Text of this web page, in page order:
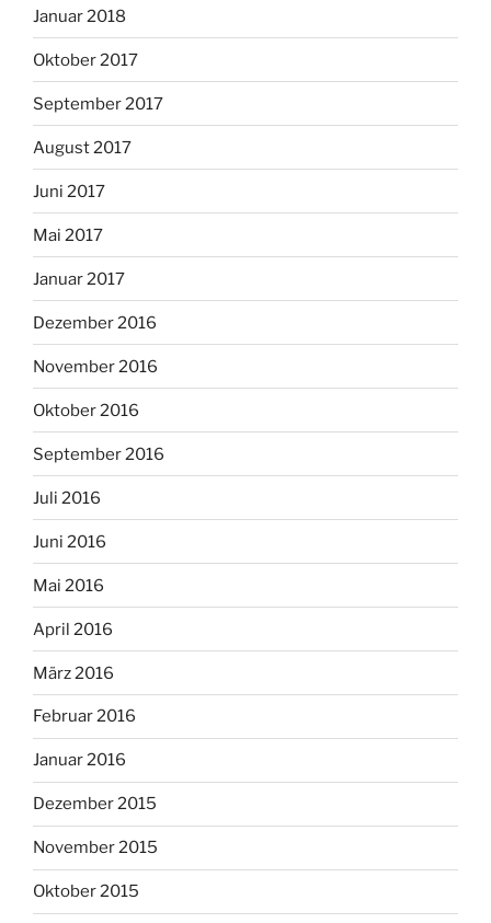
Januar 2018
Oktober 2017
September 2017
August 2017
Juni 2017
Mai 2017
Januar 2017
Dezember 2016
November 2016
Oktober 2016
September 2016
Juli 2016
Juni 2016
Mai 2016
April 2016
März 2016
Februar 2016
Januar 2016
Dezember 2015
November 2015
Oktober 2015